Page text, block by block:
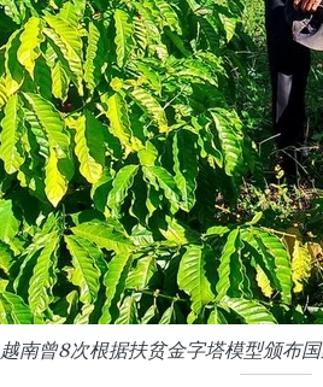
越南曾8次根据扶贫金字塔模型颁布